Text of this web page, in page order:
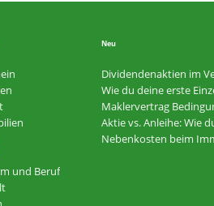
und Beruf
Neu
Dividendenaktien im
Wie du deine erste
Maklervertrag
Aktie vs. Anleihe: Wie
Nebenkosten beim